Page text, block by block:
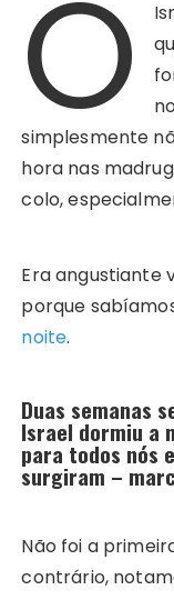
O
simplesmente
hora nas
colo,
Era angustiante
porque
noite.
Duas semanas
Israel dormiu a
para todos nós
surgiram –
Não foi a
contrário,